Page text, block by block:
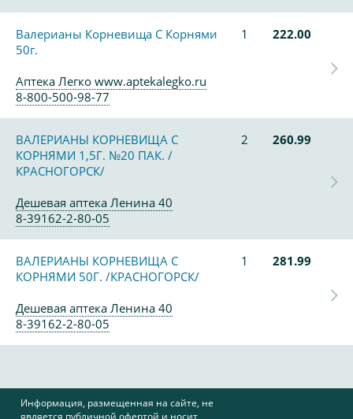
Валерианы Корневища С Корнями
50г.
1 222.00
Аптека Легко www.aptekalegko.ru
8-800-500-98-77
ВАЛЕРИАНЫ КОРНЕВИЩА С
КОРНЯМИ 1,5Г. №20 ПАК. /
КРАСНОГОРСК/
2 260.99
Дешевая аптека Ленина 40
8-39162-2-80-05
ВАЛЕРИАНЫ КОРНЕВИЩА С
КОРНЯМИ 50Г. /КРАСНОГОРСК/
1 281.99
Дешевая аптека Ленина 40
8-39162-2-80-05
Информация, размещенная на сайте, не
является публичной офертой и носит